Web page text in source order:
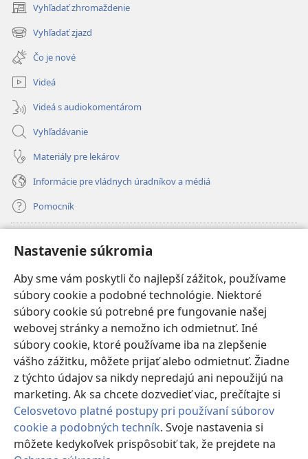
Nastavenie súkromia
Aby sme vám poskytli čo najlepší zážitok, používame
súbory cookie a podobné technológie. Niektoré
súbory cookie sú potrebné pre fungovanie našej
webovej stránky a nemožno ich odmietnuť. Iné
súbory cookie, ktoré používame iba na zlepšenie
vášho zážitku, môžete prijať alebo odmietnuť. Žiadne
z týchto údajov sa nikdy nepredajú ani nepoužijú na
marketing. Ak sa chcete dozvedieť viac, prečítajte si
Celosvetovo platné postupy pri používaní súborov
cookie a podobných techník. Svoje nastavenia si
môžete kedykoľvek prispôsobiť tak, že prejdete na
Vyhľadať zhromaždenie
(otvorí
nové
okno)
Vyhľadať zjazd
(otvorí
nové
okno)
Čo je nové
Videá
Videá s audiokomentárom
Vyhľadávanie
Materiály pre lekárov
Informácie pre vládnych úradníkov a médiá
Pomocník
(otvorí
nové
okno)
INTERNETOVÁ KNIŽNICA Strážnej veže
(otvorí
nové
okno)JW Hub ®
(otvorí
nové
okno)JW Library
Watchtower Library
Copyright© 2026 Watch Tower Bible and Tract Society of Pennsylvania.
PODMIENKY POUŽÍVANIA